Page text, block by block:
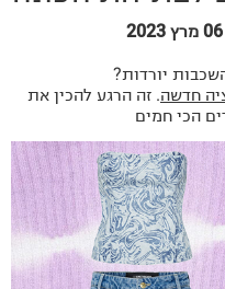
יורדות?
חדשה. זה הרגע להכין את
הכי חמים